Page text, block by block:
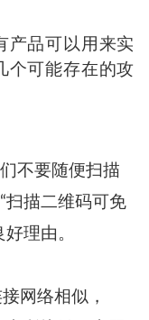
过使用少量的
用于没有交互
品可以用来实
可能存在的攻